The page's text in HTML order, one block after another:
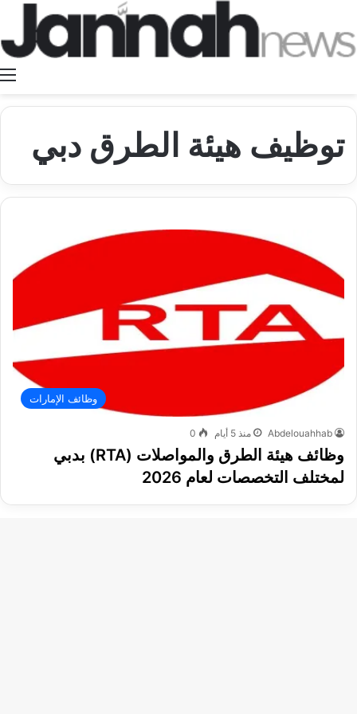
توظيف هيئة الطرق دبي
وظائف الإمارات
Abdelouahhab منذ 5 أيام 0
وظائف هيئة الطرق والمواصلات (RTA) بدبي
لمختلف التخصصات لعام 2026